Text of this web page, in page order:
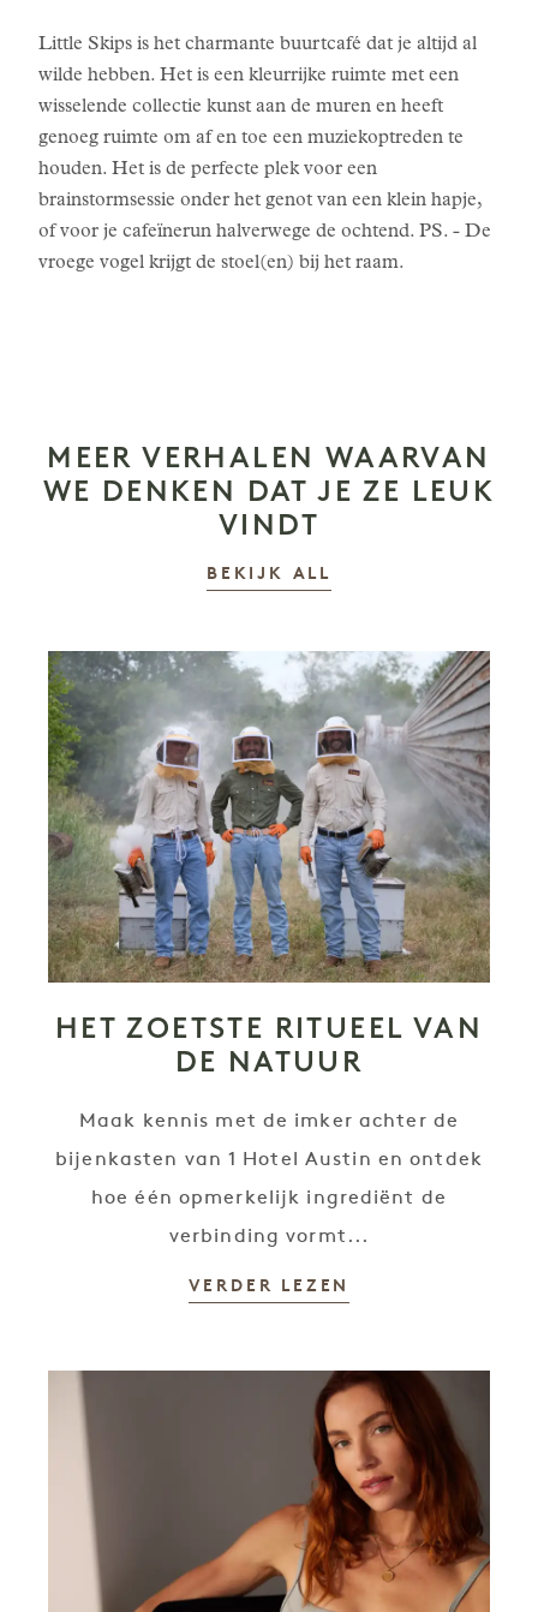
Little Skips is het charmante buurtcafé dat je altijd al
wilde hebben. Het is een kleurrijke ruimte met een
wisselende collectie kunst aan de muren en heeft
genoeg ruimte om af en toe een muziekoptreden te
houden. Het is de perfecte plek voor een
brainstormsessie onder het genot van een klein hapje,
of voor je cafeïnerun halverwege de ochtend. PS. - De
vroege vogel krijgt de stoel(en) bij het raam.
MEER VERHALEN WAARVAN
WE DENKEN DAT JE ZE LEUK
VINDT
BEKIJK ALL
HET ZOETSTE RITUEEL VAN
DE NATUUR
Maak kennis met de imker achter de
bijenkasten van 1 Hotel Austin en ontdek
hoe één opmerkelijk ingrediënt de
verbinding vormt...
VERDER LEZEN